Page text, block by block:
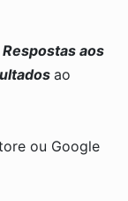
Respostas aos
ao
ou Google